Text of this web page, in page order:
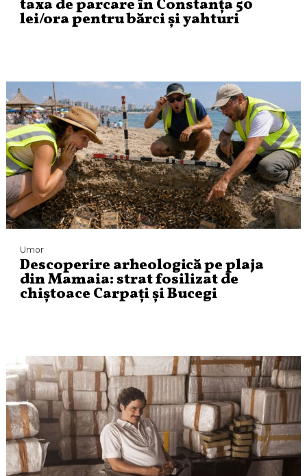
taxa de parcare în Constanța 50
lei/ora pentru bărci și yahturi
Umor
Descoperire arheologică pe plaja
din Mamaia: strat fosilizat de
chiștoace Carpați și Bucegi